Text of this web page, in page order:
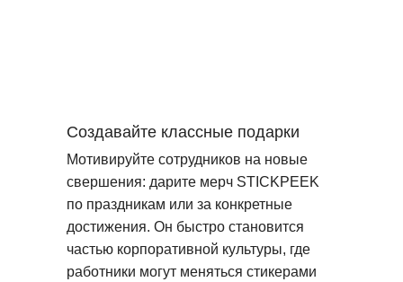
Создавайте классные подарки
Мотивируйте сотрудников на новые
свершения: дарите мерч STICKPEEK
по праздникам или за конкретные
достижения. Он быстро становится
частью корпоративной культуры, где
работники могут меняться стикерами